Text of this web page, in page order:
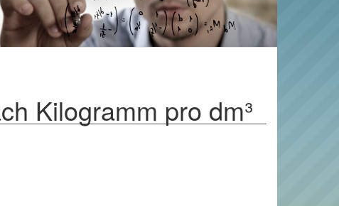
Kilogramm pro dm³